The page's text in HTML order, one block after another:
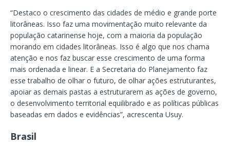
“Destaco o crescimento das cidades de médio e grande porte
litorâneas. Isso faz uma movimentação muito relevante da
população catarinense hoje, com a maioria da população
morando em cidades litorâneas. Isso é algo que nos chama
atenção e nos faz buscar esse crescimento de uma forma
mais ordenada e linear. E a Secretaria do Planejamento faz
esse trabalho de olhar o futuro, de olhar ações estruturantes,
apoiar as demais pastas a estruturarem as ações de governo,
o desenvolvimento territorial equilibrado e as políticas públicas
baseadas em dados e evidências”, acrescenta Usuy.
Brasil